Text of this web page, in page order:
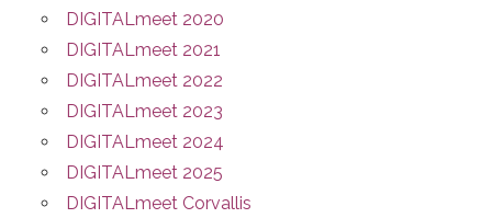
DIGITALmeet 2020
DIGITALmeet 2021
DIGITALmeet 2022
DIGITALmeet 2023
DIGITALmeet 2024
DIGITALmeet 2025
DIGITALmeet Corvallis